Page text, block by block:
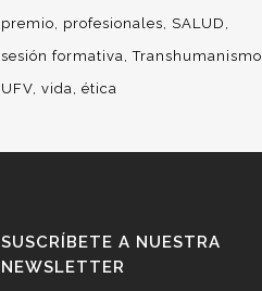
premio
profesionales
SALUD
sesión formativa Transhumanismo
UFV vida ética
SUSCRÍBETE A NUESTRA
NEWSLETTER